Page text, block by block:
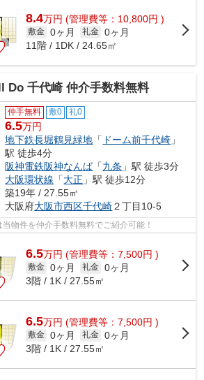
8.4万円 (管理費等：10,800円 )
敷金 0ヶ月 礼金 0ヶ月
11階 / 1DK / 24.65㎡
Do 千代崎 仲介手数料無料
仲手無料 敷0 礼0
6.5万円
地下鉄長堀鶴見緑地 「 ドーム前千代崎 」
駅 徒歩4分
阪神電鉄阪神なんば「九条 」駅 徒歩3分
大阪環状線 「大正 」駅 徒歩12分
築19年 / 27.55㎡
大阪府大阪市西区千代崎２丁目10-5
物件を仲介手数料無料でご紹介可能！
6.5万円 (管理費等：7,500円 )
敷金 0ヶ月 礼金 0ヶ月
3階 / 1K / 27.55㎡
6.5万円 (管理費等：7,500円 )
敷金 0ヶ月 礼金 0ヶ月
3階 / 1K / 27.55㎡